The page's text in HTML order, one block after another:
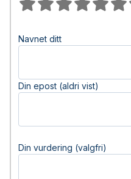
Navnet ditt
Din epost (aldri vist)
Din vurdering (valgfri)